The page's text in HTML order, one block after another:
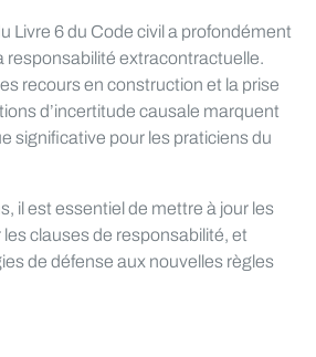
Livre 6 du Code civil a profondément
responsabilité extracontractuelle.
recours en construction et la prise
d’incertitude causale marquent
significative pour les praticiens du
il est essentiel de mettre à jour les
clauses de responsabilité, et
de défense aux nouvelles règles